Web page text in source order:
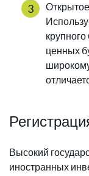
ценных
Высокий
иностранных